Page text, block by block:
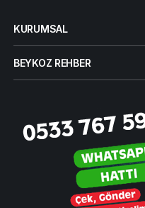
KURUMSAL
BEYKOZ REHBER